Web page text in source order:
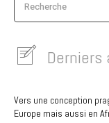
Recherche
Vers une conception
Europe mais aussi en